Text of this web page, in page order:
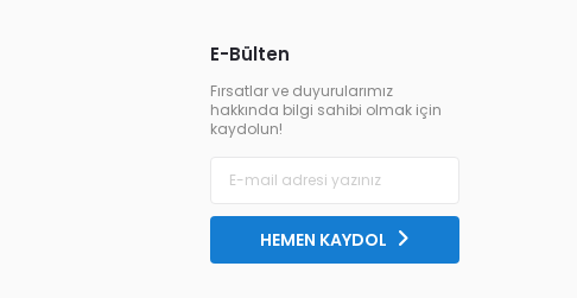
E-Bülten
Fırsatlar ve duyurularımız
hakkında bilgi sahibi olmak için
kaydolun!
HEMEN KAYDOL